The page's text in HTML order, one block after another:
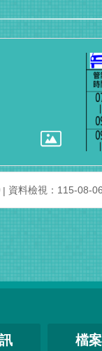
資料檢視：115-08-
檔